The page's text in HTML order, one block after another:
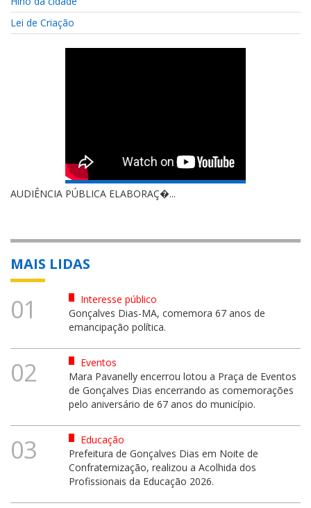
Lei de Criação
AUDIÊNCIA PÚBLICA ELABORAÇ�...
MAIS LIDAS
01
Interesse público
Gonçalves Dias-MA, comemora 67 anos de
emancipação política.
02
Eventos
Mara Pavanelly encerrou lotou a Praça de Eventos
de Gonçalves Dias encerrando as comemorações
pelo aniversário de 67 anos do município.
03
Educação
Prefeitura de Gonçalves Dias em Noite de
Confraternização, realizou a Acolhida dos
Profissionais da Educação 2026.